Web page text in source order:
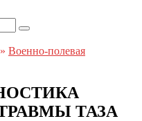
» Военно-полевая
ТАЗА